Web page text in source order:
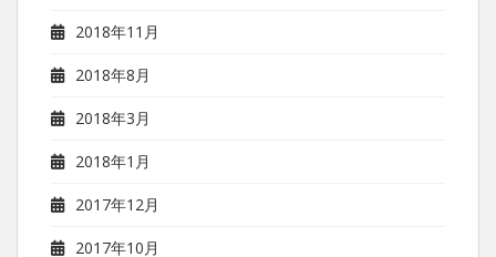
2018年11月
2018年8月
2018年3月
2018年1月
2017年12月
2017年10月